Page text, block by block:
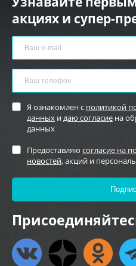
акциях и супер-
Я ознакомлен с политикой
данных идаю согласие на
данных
Предоставляю согласие на
новостей, акций и